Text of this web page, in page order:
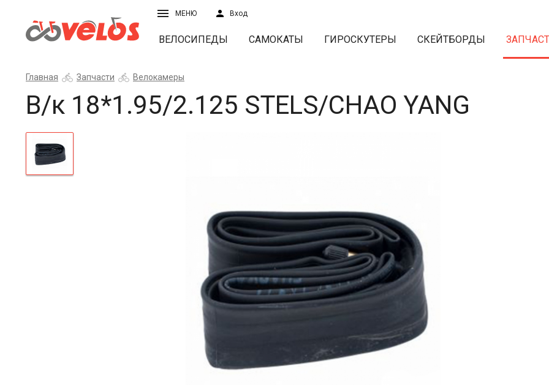
МЕНЮ Вход
ВЕЛОСИПЕДЫ САМОКАТЫ ГИРОСКУТЕРЫ СКЕЙТБОРДЫ
Главная Запчасти Велокамеры
В/к 18*1.95/2.125 STELS/СHAO YANG